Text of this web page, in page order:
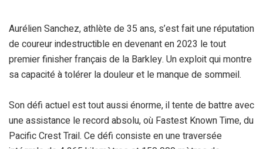
Aurélien Sanchez, athlète de 35 ans, s’est fait une réputation
de coureur indestructible en devenant en 2023 le tout
premier finisher français de la Barkley. Un exploit qui montre
sa capacité à tolérer la douleur et le manque de sommeil.
Son défi actuel est tout aussi énorme, il tente de battre avec
une assistance le record absolu, où Fastest Known Time, du
Pacific Crest Trail. Ce défi consiste en une traversée